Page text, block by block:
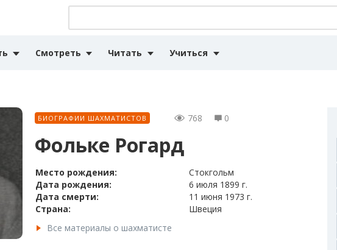
Смотреть Читать Учиться
БИОГРАФИИ ШАХМАТИСТОВ 768 0
Фольке Рогард
Место рождения:
Стокгольм
Дата рождения:
6 июля 1899 г.
Дата смерти:
11 июня 1973 г.
Страна:
Швеция
Все материалы о шахматисте